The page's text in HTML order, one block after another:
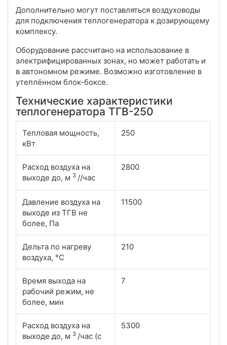
Дополнительно могут поставляться воздуховоды
для подключения теплогенератора к дозирующему
комплексу.
Оборудование рассчитано на использование в
электрифицированных зонах, но может работать и
в автономном режиме. Возможно изготовление в
утеплённом блок-боксе.
Технические характеристики
теплогенератора ТГВ-250
Тепловая мощность,
кВт
250
Расход воздуха на
выходе до, м 3 //час
2800
Давление воздуха на
выходе из ТГВ не
более, Па
11500
Дельта по нагреву
воздуха, °С
210
Время выхода на
рабочий режим, не
более, мин
7
Расход воздуха на
выходе до, м 3 /час (с
5300